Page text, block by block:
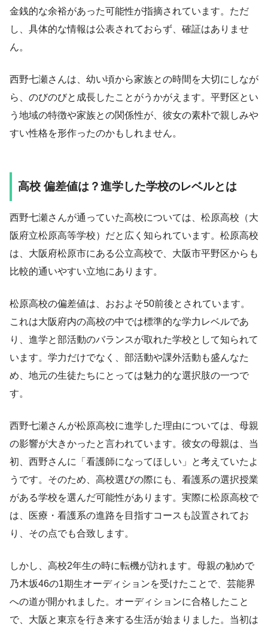
金銭的な余裕があった可能性が指摘されています。ただ
し、具体的な情報は公表されておらず、確証はありませ
ん。
西野七瀬さんは、幼い頃から家族との時間を大切にしなが
ら、のびのびと成長したことがうかがえます。平野区とい
う地域の特徴や家族との関係性が、彼女の素朴で親しみや
すい性格を形作ったのかもしれません。
高校 偏差値は？進学した学校のレベルとは
西野七瀬さんが通っていた高校については、松原高校（大
阪府立松原高等学校）だと広く知られています。松原高校
は、大阪府松原市にある公立高校で、大阪市平野区からも
比較的通いやすい立地にあります。
松原高校の偏差値は、おおよそ50前後とされています。
これは大阪府内の高校の中では標準的な学力レベルであ
り、進学と部活動のバランスが取れた学校として知られて
います。学力だけでなく、部活動や課外活動も盛んなた
め、地元の生徒たちにとっては魅力的な選択肢の一つで
す。
西野七瀬さんが松原高校に進学した理由については、母親
の影響が大きかったと言われています。彼女の母親は、当
初、西野さんに「看護師になってほしい」と考えていたよ
うです。そのため、高校選びの際にも、看護系の選択授業
がある学校を選んだ可能性があります。実際に松原高校で
は、医療・看護系の進路を目指すコースも設置されてお
り、その点でも合致します。
しかし、高校2年生の時に転機が訪れます。母親の勧めで
乃木坂46の1期生オーディションを受けたことで、芸能界
への道が開かれました。オーディションに合格したこと
で、大阪と東京を行き来する生活が始まりました。当初は